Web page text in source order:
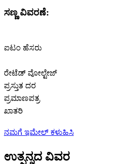
ಸಣ್ಣ ವಿವರಣೆ:
ಐಟಂ ಹೆಸರು
ರೇಟೆಡ್ ವೋಲ್ಟೇಜ್
ಪ್ರಸ್ತುತ ದರ
ಪ್ರಮಾಣಪತ್ರ
ಖಾತರಿ
ನಮಗೆ ಇಮೇಲ್ ಕಳುಹಿಸಿ
ಉತ್ಪನ್ನದ ವಿವರ